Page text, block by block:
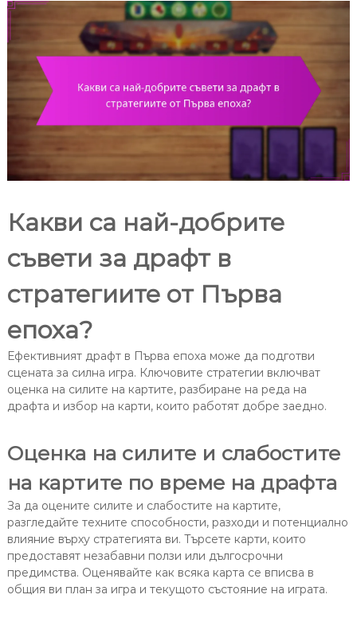
Какви са най-добрите
съвети за драфт в
стратегиите от Първа
епоха?
Ефективният драфт в Първа епоха може да подготви
сцената за силна игра. Ключовите стратегии включват
оценка на силите на картите, разбиране на реда на
драфта и избор на карти, които работят добре заедно.
Оценка на силите и слабостите
на картите по време на драфта
За да оцените силите и слабостите на картите,
разгледайте техните способности, разходи и потенциално
влияние върху стратегията ви. Търсете карти, които
предоставят незабавни ползи или дългосрочни
предимства. Оценявайте как всяка карта се вписва в
общия ви план за игра и текущото състояние на играта.